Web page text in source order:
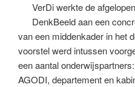
VerDi werkte de
DenkBeeld aan een
van een middenkader in het
voorstel werd intussen
een aantal
AGODI, departement en